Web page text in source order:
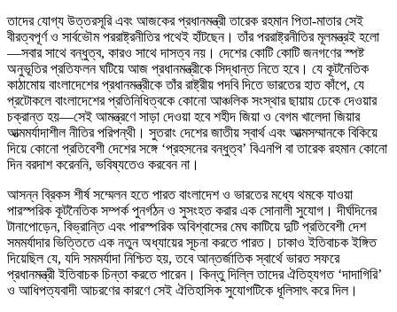
তাদের যোগ্য উত্তরসূরি এবং আজকের প্রধানমন্ত্রী তারেক রহমান পিতা-মাতার সেই
বীরত্বপূর্ণ ও সার্বভৌম পররাষ্ট্রনীতির পথেই হাঁটছেন। তাঁর পররাষ্ট্রনীতির মূলমন্ত্রই হলো
—সবার সাথে বন্ধুত্ব, কারও সাথে দাসত্ব নয়। দেশের কোটি কোটি জনগণের স্পষ্ট
অনুভূতির প্রতিফলন ঘটিয়ে আজ প্রধানমন্ত্রীকে সিদ্ধান্ত নিতে হবে। যে কূটনৈতিক
কাঠামোয় বাংলাদেশের প্রধানমন্ত্রীকে তাঁর রাষ্ট্রীয় পদবি দিতে ভারতের হাত কাঁপে, যে
প্রটোকলে বাংলাদেশের প্রতিনিধিত্বকে কোনো আঞ্চলিক সংস্থার ছায়ায় ঢেকে দেওয়ার
চক্রান্ত হয়—সেই আমন্ত্রণে সাড়া দেওয়া হবে শহীদ জিয়া ও বেগম খালেদা জিয়ার
আত্মমর্যাদাশীল নীতির পরিপন্থী। সুতরাং দেশের জাতীয় স্বার্থ এবং আত্মসম্মানকে বিকিয়ে
দিয়ে কোনো প্রতিবেশী দেশের সঙ্গে ‘প্রহসনের বন্ধুত্ব’ বিএনপি বা তারেক রহমান কোনো
দিন বরদাশ করেননি, ভবিষ্যতেও করবেন না।
আসন্ন ব্রিকস শীর্ষ সম্মেলন হতে পারত বাংলাদেশ ও ভারতের মধ্যে থমকে যাওয়া
পারস্পরিক কূটনৈতিক সম্পর্ক পুনর্গঠন ও সুসংহত করার এক সোনালী সুযোগ। দীর্ঘদিনের
টানাপোড়েন, বিভ্রান্তি এবং পারস্পরিক অবিশ্বাসের মেঘ কাটিয়ে দুটি প্রতিবেশী দেশ
সমমর্যাদার ভিত্তিতে এক নতুন অধ্যায়ের সূচনা করতে পারত। ঢাকাও ইতিবাচক ইঙ্গিত
দিয়েছিল যে, যদি সমমর্যাদা নিশ্চিত হয়, তবে আন্তর্জাতিক স্বার্থে ভারত সফরে
প্রধানমন্ত্রী ইতিবাচক চিন্তা করতে পারেন। কিন্তু দিল্লি তাদের ঐতিহ্যগত ‘দাদাগিরি’
ও আধিপত্যবাদী আচরণের কারণে সেই ঐতিহাসিক সুযোগটিকে ধূলিসাৎ করে দিল।